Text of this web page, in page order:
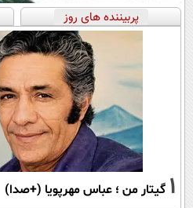
پربیننده های روز
1 گیتار من ؛ عباس مهرپویا (+صدا)